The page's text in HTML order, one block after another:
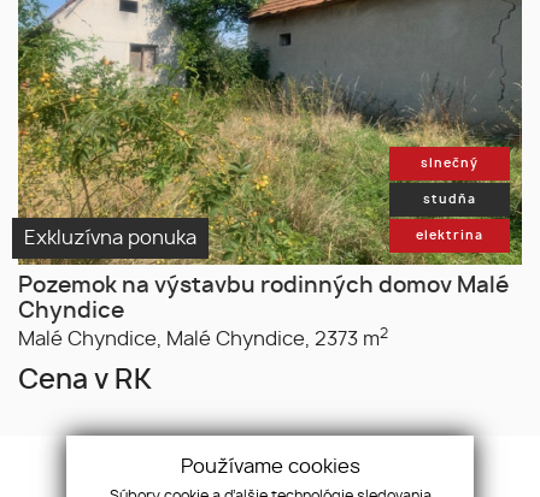
Exkluzívna ponuka
slnečný
studňa
elektrina
Pozemok na výstavbu rodinných domov Malé
Chyndice
Malé Chyndice, Malé Chyndice, 2373 m2
Cena v RK
Používame cookies